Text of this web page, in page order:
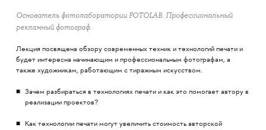
Основатель фотолаборатории FOTOLAB. Профессиональный
рекламный фотограф.
Лекция посвящена обзору современных техник и технологий печати и
будет интересна начинающим и профессиональным фотографам, а
также художникам, работающим с тиражным искусством.
Зачем разбираться в технологиях печати и как это помогает автору в
реализации проектов?
Как технологии печати могут увеличить стоимость авторской